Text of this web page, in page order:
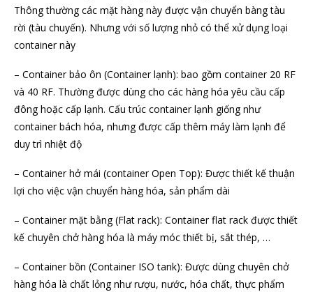
Thông thường các mặt hàng này được vận chuyển bàng tàu
rời (tàu chuyến). Nhưng với số lượng nhỏ có thể xử dụng loại
container này
– Container bảo ôn (Container lạnh): bao gồm container 20 RF
và 40 RF. Thường được dùng cho các hàng hóa yêu cầu cấp
đông hoặc cấp lạnh. Cấu trúc container lạnh giống như
container bách hóa, nhưng được cấp thêm máy làm lạnh để
duy trì nhiệt độ
– Container hở mái (container Open Top): Được thiết kế thuận
lợi cho việc vận chuyển hàng hóa, sản phẩm dài
– Container mặt bằng (Flat rack): Container flat rack được thiết
kế chuyên chở hàng hóa là máy móc thiết bị, sắt thép, …
– Container bồn (Container ISO tank): Được dùng chuyên chở
hàng hóa là chất lỏng như rượu, nước, hóa chất, thực phẩm